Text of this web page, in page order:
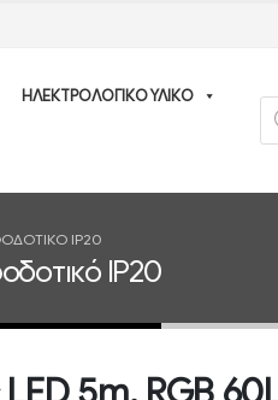
ΗΛΕΚΤΡΟΛΟΓΙΚΟ ΥΛΙΚΟ
IP20
IP20